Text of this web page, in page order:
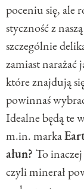
poceniu się, ale
styczność z
szczególnie
zamiast narażać
które znajdują
powinnaś
Idealne będą te
m.in. marka
ałun? To
czyli minerał